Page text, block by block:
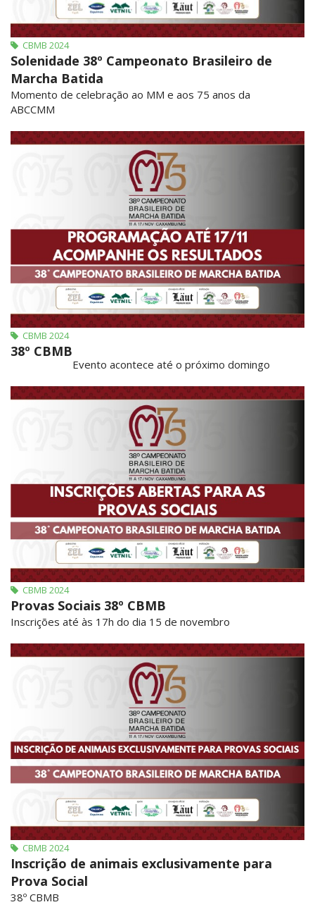
CBMB 2024
Solenidade 38º Campeonato Brasileiro de
Marcha Batida
Momento de celebração ao MM e aos 75 anos da
ABCCMM
CBMB 2024
38º CBMB
Evento acontece até o próximo domingo
CBMB 2024
Provas Sociais 38º CBMB
Inscrições até às 17h do dia 15 de novembro
CBMB 2024
Inscrição de animais exclusivamente para
Prova Social
38º CBMB